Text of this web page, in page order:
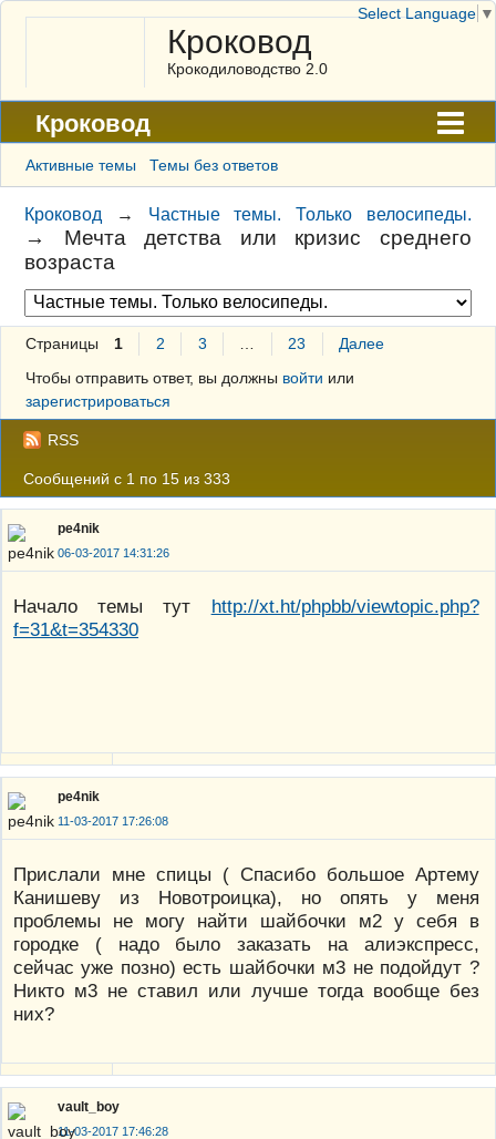
Кроковод
Крокодиловодство 2.0
Кроковод
Форум
Архив
ГАЛЕРЕЯ
Правила
Поиск
Регистрация
Вход
Активные темы Темы без ответов
Кроковод → Частные темы. Только велосипеды.
→ Мечта детства или кризис среднего
возраста
Страницы 1 2 3 23
Далее
Чтобы отправить ответ, вы должны войти или
зарегистрироваться
RSS
Сообщений с 1 по 15 из 333
pe4nik
06-03-2017 14:31:26
Начало темы тут http://xt.ht/phpbb/viewtopic.php?
f=31&t=354330
pe4nik
11-03-2017 17:26:08
Прислали мне спицы ( Спасибо большое Артему
Канишеву из Новотроицка), но опять у меня
проблемы не могу найти шайбочки м2 у себя в
городке ( надо было заказать на алиэкспресс,
сейчас уже позно) есть шайбочки м3 не подойдут ?
Никто м3 не ставил или лучше тогда вообще без
них?
vault_boy
11-03-2017 17:46:28
Select Language ▼